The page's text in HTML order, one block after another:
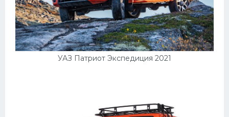
УАЗ Патриот Экспедиция 2021
Ситроен
Субару
Опель
Подводные лодки